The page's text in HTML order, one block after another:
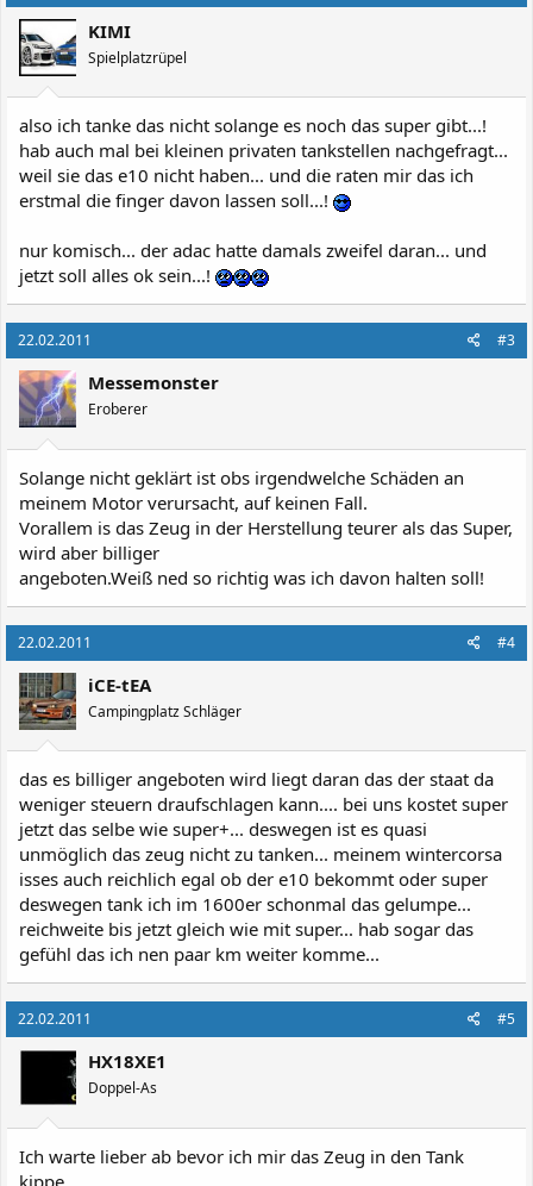
KIMI
Spielplatzrüpel
also ich tanke das nicht solange es noch das super gibt...!
hab auch mal bei kleinen privaten tankstellen nachgefragt...
weil sie das e10 nicht haben... und die raten mir das ich
erstmal die finger davon lassen soll...!
nur komisch... der adac hatte damals zweifel daran... und
jetzt soll alles ok sein...!
22.02.2011 #3
Messemonster
Eroberer
Solange nicht geklärt ist obs irgendwelche Schäden an
meinem Motor verursacht, auf keinen Fall.
Vorallem is das Zeug in der Herstellung teurer als das Super,
wird aber billiger
angeboten.Weiß ned so richtig was ich davon halten soll!
22.02.2011 #4
iCE-tEA
Campingplatz Schläger
das es billiger angeboten wird liegt daran das der staat da
weniger steuern draufschlagen kann.... bei uns kostet super
jetzt das selbe wie super+... deswegen ist es quasi
unmöglich das zeug nicht zu tanken... meinem wintercorsa
isses auch reichlich egal ob der e10 bekommt oder super
deswegen tank ich im 1600er schonmal das gelumpe...
reichweite bis jetzt gleich wie mit super... hab sogar das
gefühl das ich nen paar km weiter komme...
22.02.2011 #5
HX18XE1
Doppel-As
Ich warte lieber ab bevor ich mir das Zeug in den Tank
kippe.